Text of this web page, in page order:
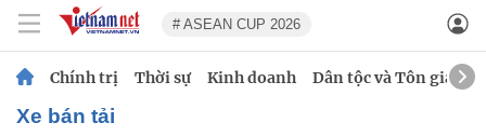
# ASEAN CUP 2026
Chính trị Thời sự Kinh doanh Dân tộc và Tôn giáo
xe bán tải